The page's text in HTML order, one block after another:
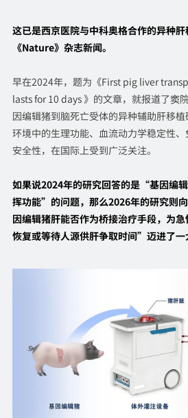
这已是西京医院与中科奥格合作的异种
《Nature》杂志新闻。
早在2024年，题为《First pig liver
lasts for 10 days 》的文章，就报道了窦
因编辑猪到脑死亡受体的异种辅助肝移
环境中的生理功能、血流动力学稳定性
安全性，在国际上受到广泛关注。
如果说2024年的研究回答的是“基因编
挥功能”的问题，那么2026年的研究则
因编辑猪肝能否作为桥接治疗手段，为
恢复或等待人源供肝争取时间”迈进了一